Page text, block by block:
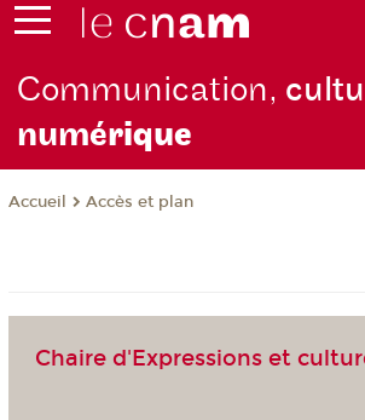
Communication,
numérique
Accueil Accès et plan
Chaire d'Expressions et